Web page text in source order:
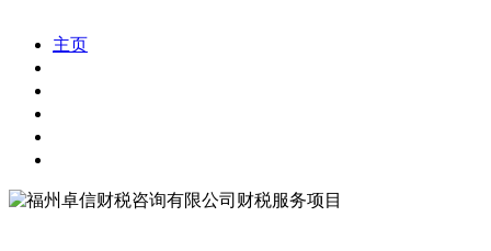
主页